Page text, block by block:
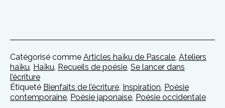
Catégorisé comme Articles haïku de Pascale, Ateliers
haïku, Haïku, Recueils de poésie, Se lancer dans
l’écriture
Étiqueté Bienfaits de l’écriture, Inspiration, Poésie
contemporaine, Poésie japonaise, Poésie occidentale